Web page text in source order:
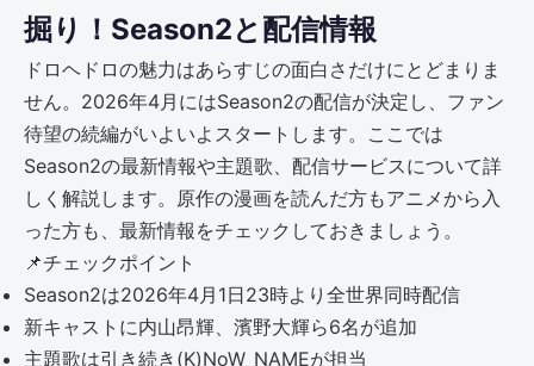
掘り！Season2と配信情報
ドロヘドロの魅力はあらすじの面白さだけにとどまりま
せん。2026年4月にはSeason2の配信が決定し、ファン
待望の続編がいよいよスタートします。ここでは
Season2の最新情報や主題歌、配信サービスについて詳
しく解説します。原作の漫画を読んだ方もアニメから入
った方も、最新情報をチェックしておきましょう。
📌チェックポイント
Season2は2026年4月1日23時より全世界同時配信
新キャストに内山昂輝、濱野大輝ら6名が追加
主題歌は引き続き(K)NoW_NAMEが担当